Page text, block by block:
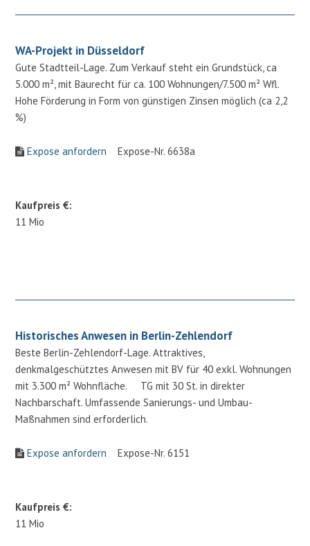
WA-Projekt in Düsseldorf
Gute Stadtteil-Lage. Zum Verkauf steht ein Grundstück, ca
5.000 m², mit Baurecht für ca. 100 Wohnungen/7.500 m² Wfl.
Hohe Förderung in Form von günstigen Zinsen möglich (ca 2,2
%)
Expose anfordern Expose-Nr. 6638a
Kaufpreis €:
11 Mio
Historisches Anwesen in Berlin-Zehlendorf
Beste Berlin-Zehlendorf-Lage. Attraktives,
denkmalgeschütztes Anwesen mit BV für 40 exkl. Wohnungen
mit 3.300 m² Wohnfläche. TG mit 30 St. in direkter
Nachbarschaft. Umfassende Sanierungs- und Umbau-
Maßnahmen sind erforderlich.
Expose anfordern Expose-Nr. 6151
Kaufpreis €:
11 Mio